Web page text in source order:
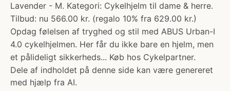
Lavender - M. Kategori: Cykelhjelm til dame & herre.
Tilbud: nu 566.00 kr. (regalo 10% fra 629.00 kr.)
Opdag følelsen af tryghed og stil med ABUS Urban-I
4.0 cykelhjelmen. Her får du ikke bare en hjelm, men
et pålideligt sikkerheds... Køb hos Cykelpartner.
Dele af indholdet på denne side kan være genereret
med hjælp fra AI.